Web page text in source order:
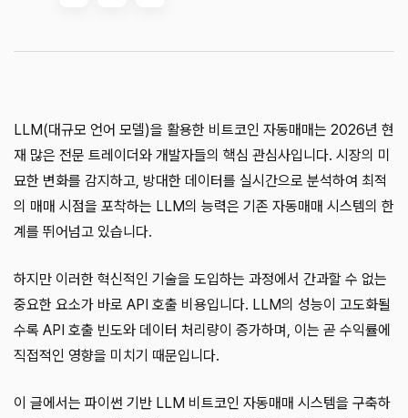
LLM(대규모 언어 모델)을 활용한 비트코인 자동매매는 2026년 현
재 많은 전문 트레이더와 개발자들의 핵심 관심사입니다. 시장의 미
묘한 변화를 감지하고, 방대한 데이터를 실시간으로 분석하여 최적
의 매매 시점을 포착하는 LLM의 능력은 기존 자동매매 시스템의 한
계를 뛰어넘고 있습니다.
하지만 이러한 혁신적인 기술을 도입하는 과정에서 간과할 수 없는
중요한 요소가 바로 API 호출 비용입니다. LLM의 성능이 고도화될
수록 API 호출 빈도와 데이터 처리량이 증가하며, 이는 곧 수익률에
직접적인 영향을 미치기 때문입니다.
이 글에서는 파이썬 기반 LLM 비트코인 자동매매 시스템을 구축하